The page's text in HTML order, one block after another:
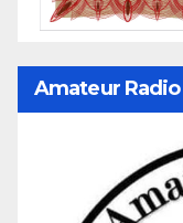
Amateur